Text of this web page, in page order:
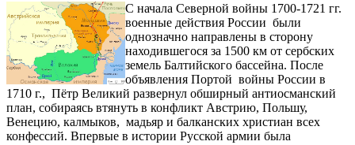
С начала Северной войны 1700-1721 гг.
военные действия России были
однозначно направлены в сторону
находившегося за 1500 км от сербских
земель Балтийского бассейна. После
объявления Портой войны России в
1710 г., Пётр Великий развернул обширный антиосманский
план, собираясь втянуть в конфликт Австрию, Польшу,
Венецию, калмыков, мадьяр и балканских христиан всех
конфессий. Впервые в истории Русской армии была